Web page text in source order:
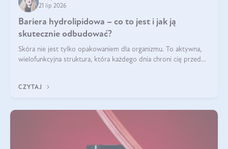
21 lip 2026
Bariera hydrolipidowa – co to jest i jak ją
skutecznie odbudować?
Skóra nie jest tylko opakowaniem dla organizmu. To aktywna,
wielofunkcyjna struktura, która każdego dnia chroni cię przed
bariera hydrolipidowa.
CZYTAJ